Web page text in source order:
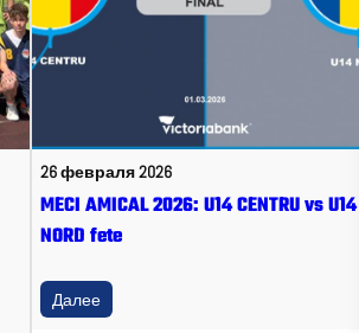
26 февраля 2026
MECI AMICAL 2026: U14 CENTRU vs U14
NORD fete
Далее